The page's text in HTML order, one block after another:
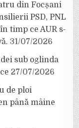
din Focșani
PSD, PNL
timp ce AUR s-
31/07/2026
sub oglinda
27/07/2026
de ploi
până mâine